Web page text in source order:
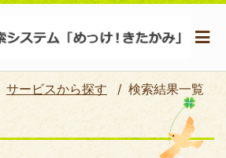
サービスから探す 検索結果一覧